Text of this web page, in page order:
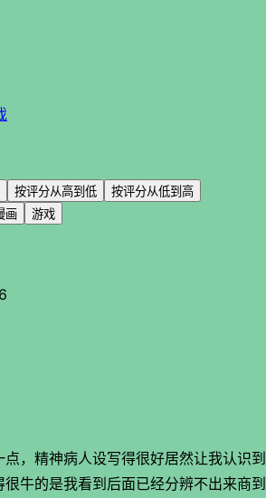
按评分从高到低
按评分从低到高
画 游戏
，精神病人设写得很好居然让我认识到
牛的是我看到后面已经分辨不出来商到